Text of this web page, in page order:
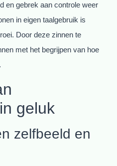
en gebrek aan controle weer
in eigen taalgebruik is
Door deze zinnen te
met het begrijpen van hoe
geluk
zelfbeeld en